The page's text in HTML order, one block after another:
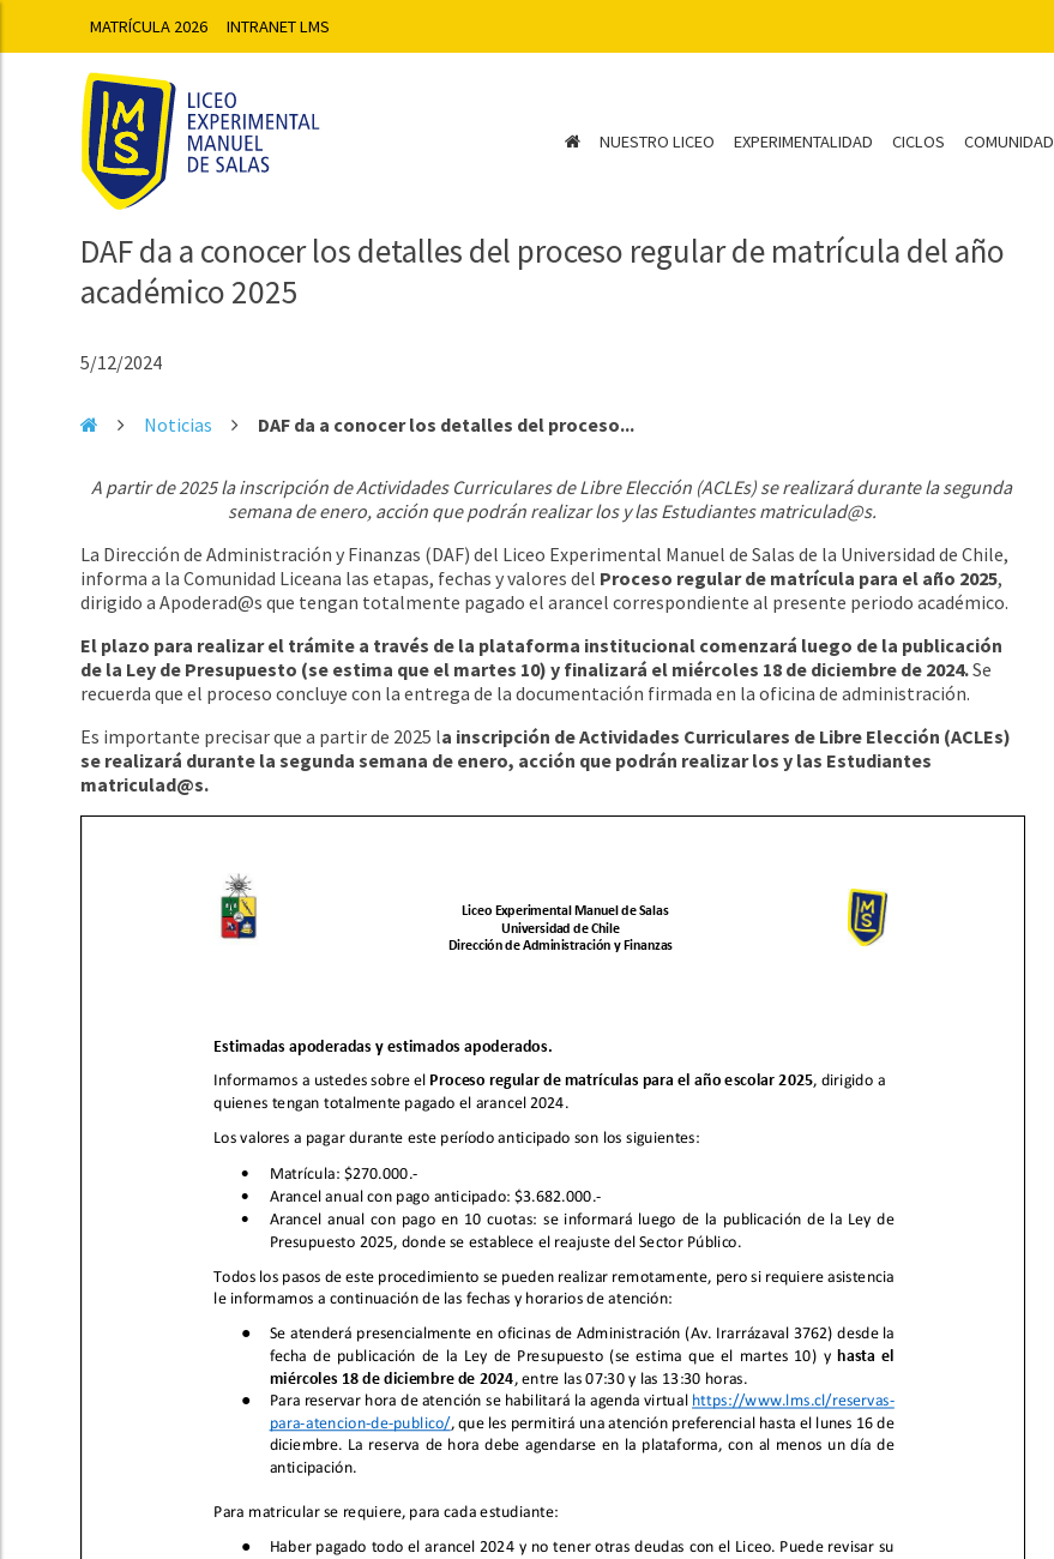
MATRÍCULA 2026 INTRANET LMS
NUESTRO LICEO EXPERIMENTALIDAD CICLOS COMUNIDAD
DAF da a conocer los detalles del proceso regular de matrícula del año
académico 2025
5/12/2024
Noticias DAF da a conocer los detalles del proceso...
A partir de 2025 la inscripción de Actividades Curriculares de Libre Elección (ACLEs) se realizará durante la segunda
semana de enero, acción que podrán realizar los y las Estudiantes matriculad@s.
La Dirección de Administración y Finanzas (DAF) del Liceo Experimental Manuel de Salas de la Universidad de Chile,
informa a la Comunidad Liceana las etapas, fechas y valores del Proceso regular de matrícula para el año 2025,
dirigido a Apoderad@s que tengan totalmente pagado el arancel correspondiente al presente periodo académico.
El plazo para realizar el trámite a través de la plataforma institucional comenzará luego de la publicación
de la Ley de Presupuesto (se estima que el martes 10) y finalizará el miércoles 18 de diciembre de 2024.Se
recuerda que el proceso concluye con la entrega de la documentación firmada en la oficina de administración.
Es importante precisar que a partir de 2025 la inscripción de Actividades Curriculares de Libre Elección (ACLEs)
se realizará durante la segunda semana de enero, acción que podrán realizar los y las Estudiantes
matriculad@s.